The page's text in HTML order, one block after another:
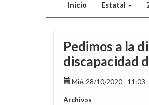
Inicio Estatal
Pedimos a la
discapacidad
Mié, 28/10/2020 - 11:03
Archivos